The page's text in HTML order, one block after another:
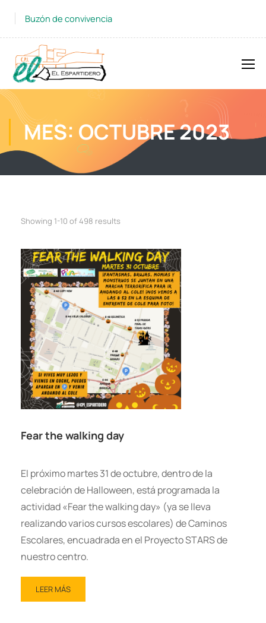
Buzón de convivencia
MES: OCTUBRE 2023
Showing 1-10 of 498 results
Fear the walking day
El próximo martes 31 de octubre, dentro de la
celebración de Halloween, está programada la
actividad «Fear the walking day» (ya se lleva
realizando varios cursos escolares) de Caminos
Escolares, encuadrada en el Proyecto STARS de
nuestro centro.
LEER MÁS